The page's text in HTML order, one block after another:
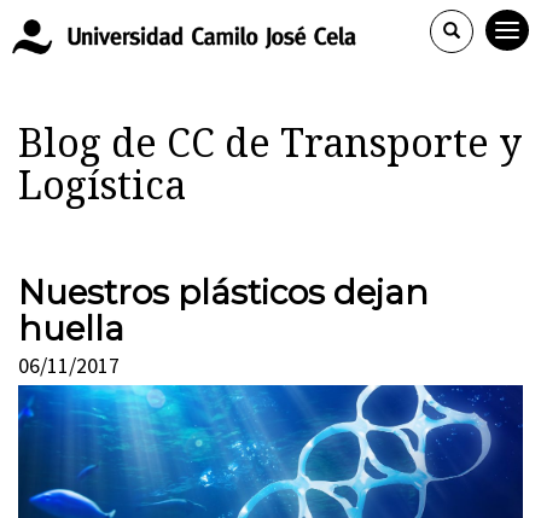
Blog de CC de Transporte y
Logística
Nuestros plásticos dejan
huella
06/11/2017